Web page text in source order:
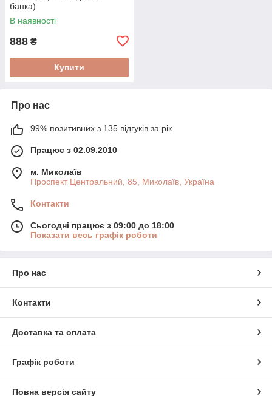
банка)
В наявності
888 ₴
Купити
Про нас
99% позитивних з 135 відгуків за рік
Працює з 02.09.2010
м. Миколаїв
Проспект Центральний, 85, Миколаїв, Україна
Контакти
Сьогодні працює з 09:00 до 18:00
Показати весь графік роботи
Про нас
Контакти
Доставка та оплата
Графік роботи
Повна версія сайту